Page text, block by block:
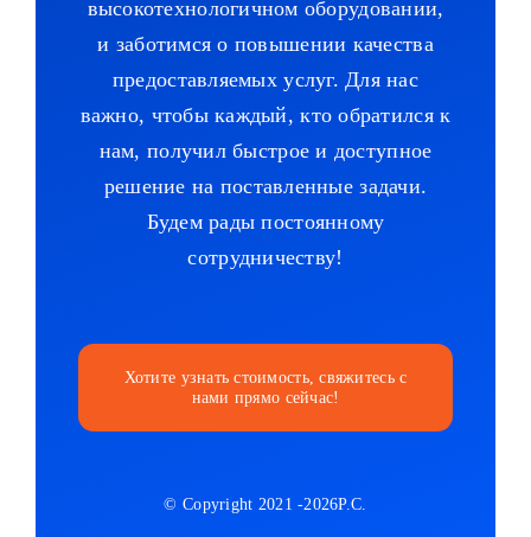
высокотехнологичном оборудовании,
и заботимся о повышении качества
предоставляемых услуг. Для нас
важно, чтобы каждый, кто обратился к
нам, получил быстрое и доступное
решение на поставленные задачи.
Будем рады постоянному
сотрудничеству!
Хотите узнать стоимость, свяжитесь с
нами прямо сейчас!
© Copyright 2021 -2026P.C.